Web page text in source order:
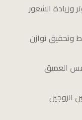
وزيادة الشعور
وتحقيق توازن
العميق
الزوجين